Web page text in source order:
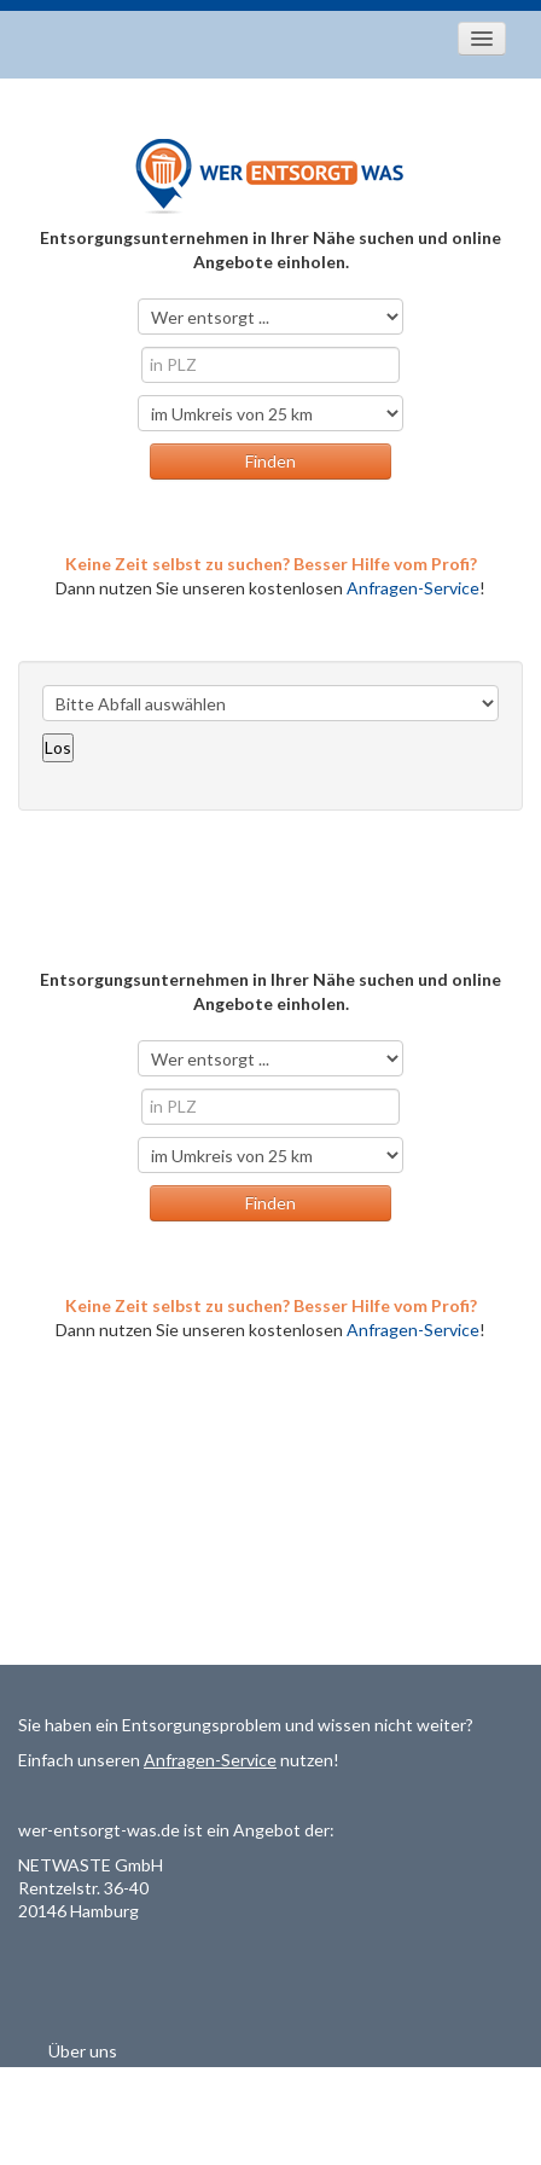
Entsorgungstipps
Über uns
Entsorgungsunternehmen in Ihrer Nähe suchen und online
Angebote einholen.
Keine Zeit selbst zu suchen? Besser Hilfe vom Profi?
Dann nutzen Sie unseren kostenlosen Anfragen-Service!
Entsorgungsunternehmen in Ihrer Nähe suchen und online
Angebote einholen.
Keine Zeit selbst zu suchen? Besser Hilfe vom Profi?
Dann nutzen Sie unseren kostenlosen Anfragen-Service!
Sie haben ein Entsorgungsproblem und wissen nicht weiter?
Einfach unseren Anfragen-Servicenutzen!
wer-entsorgt-was.de ist ein Angebot der:
NETWASTE GmbH
Rentzelstr. 36-40
20146 Hamburg
Über uns